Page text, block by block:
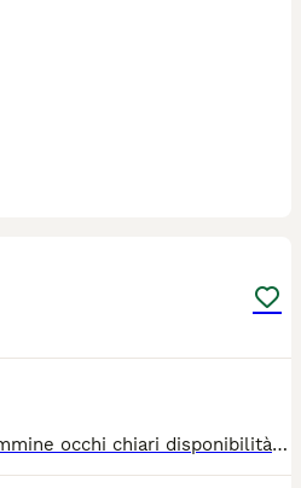
Bulldog francesi sia maschi che femmine occhi chiari disponibilità immediata - Età: disponibili dopo i 90giorni d'età - Prassi completa: -primo Vaccino - Sverminazione - Microchip - Libretto sanitario - antiparassitario valido un mese - Spiegazione di gestione del cucciolo I cuccioli sono stati allevati con cura e amore, e sono pronti a trovare la loro nuova famiglia. Prima possibile